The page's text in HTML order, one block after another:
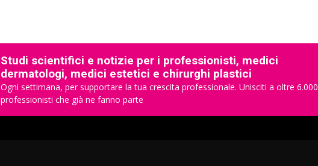
Studi scientifici e notizie per i professionisti, medici
dermatologi, medici estetici e chirurghi plastici
Ogni settimana, per supportare la tua crescita professionale. Unisciti a oltre 6.000
professionisti che già ne fanno parte